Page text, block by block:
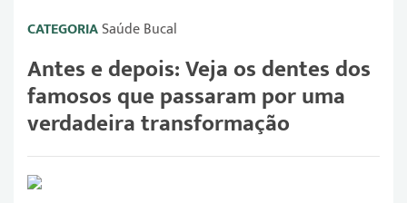
CATEGORIASaúde Bucal
Antes e depois: Veja os dentes dos
famosos que passaram por uma
verdadeira transformação